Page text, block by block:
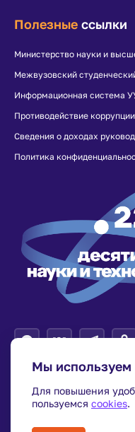
Полезные ссылки
Министерство науки и
Межвузовский
Информационная система
Противодействие коррупции
Сведения о доходах
Политика
Мы
Для повышения
пользуемся cookies.